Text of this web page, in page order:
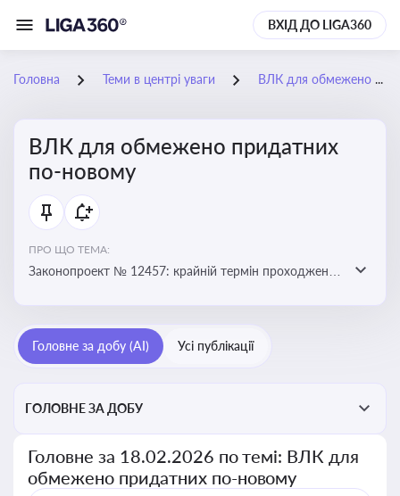
ВХІД ДО LIGA360
Головна Теми в центрі уваги ВЛК для обмежено придатних по-новому
ВЛК для обмежено придатних
по-новому
ПРО ЩО ТЕМА:
Законопроект № 12457: крайній термін проходження
Головне за добу (AI) Усі публікації
ГОЛОВНЕ ЗА ДОБУ
Головне за 18.02.2026 по темі: ВЛК для
обмежено придатних по-новому